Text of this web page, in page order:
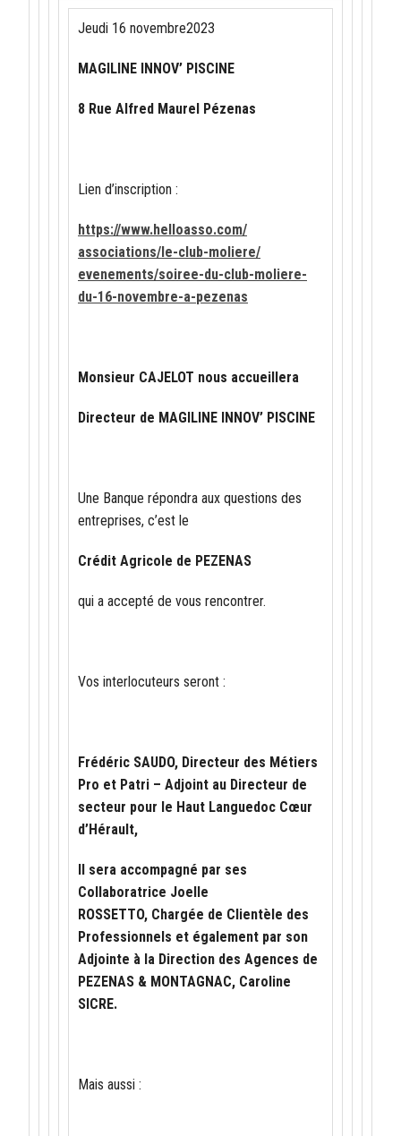
Jeudi 16 novembre2023
MAGILINE INNOV’ PISCINE
8 Rue Alfred Maurel Pézenas
Lien d’inscription :
https://www.helloasso.com/
associations/le-club-moliere/
evenements/soiree-du-club-moliere-
du-16-novembre-a-pezenas
Monsieur CAJELOT nous accueillera
Directeur de MAGILINE INNOV’ PISCINE
Une Banque répondra aux questions des
entreprises, c’est le
Crédit Agricole de PEZENAS
qui a accepté de vous rencontrer.
Vos interlocuteurs seront :
Frédéric SAUDO, Directeur des Métiers
Pro et Patri – Adjoint au Directeur de
secteur pour le Haut Languedoc Cœur
d’Hérault,
Il sera accompagné par ses
Collaboratrice Joelle
ROSSETTO, Chargée de Clientèle des
Professionnels et également par son
Adjointe à la Direction des Agences de
PEZENAS & MONTAGNAC, Caroline
SICRE.
Mais aussi :